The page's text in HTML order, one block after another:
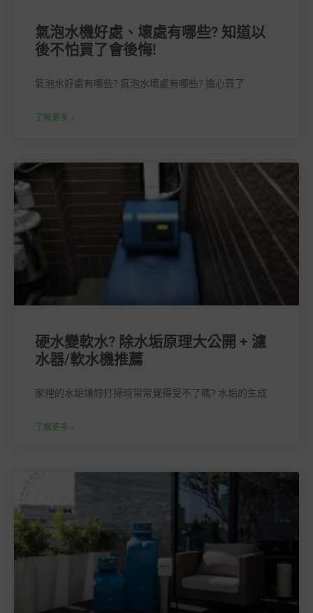
氣泡水機好處、壞處有哪些? 知道以
後不怕買了會後悔!
氣泡水好處有哪些? 氣泡水壞處有哪些?​ 擔心買了
了解更多 »
硬水變軟水? 除水垢原理大公開 + 濾
水器/軟水機推薦
家裡的水垢讓妳打掃時常常覺得受不了嗎? 水垢的生成
了解更多 »